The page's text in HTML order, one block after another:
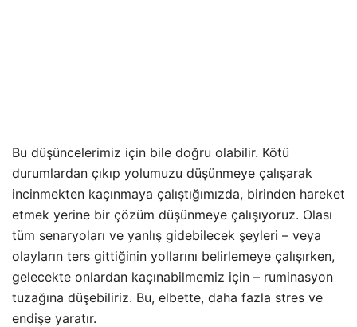
Bu düşüncelerimiz için bile doğru olabilir. Kötü
durumlardan çıkıp yolumuzu düşünmeye çalışarak
incinmekten kaçınmaya çalıştığımızda, birinden hareket
etmek yerine bir çözüm düşünmeye çalışıyoruz. Olası
tüm senaryoları ve yanlış gidebilecek şeyleri – veya
olayların ters gittiğinin yollarını belirlemeye çalışırken,
gelecekte onlardan kaçınabilmemiz için – ruminasyon
tuzağına düşebiliriz. Bu, elbette, daha fazla stres ve
endişe yaratır.